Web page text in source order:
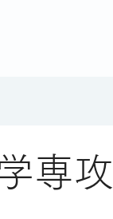
専攻